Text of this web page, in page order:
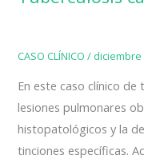
CASO CLÍNICO / diciembre
En este caso clínico
lesiones pulmonares
histopatológicos y la
tinciones específicas.